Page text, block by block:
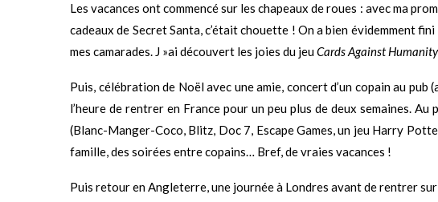
Les vacances ont commencé sur les chapeaux de roues : avec ma
cadeaux de Secret Santa, c’était chouette ! On a bien évidemment
mes camarades. J »ai découvert les joies du jeuCards Against Humanity
Puis, célébration de Noël avec une amie, concert d’un copain au
l’heure de rentrer en France pour un peu plus de deux semaines.
(Blanc-Manger-Coco, Blitz, Doc 7, Escape Games, un jeu Harry
famille, des soirées entre copains… Bref, de vraies vacances !
Puis retour en Angleterre, une journée à Londres avant de rentrer sur